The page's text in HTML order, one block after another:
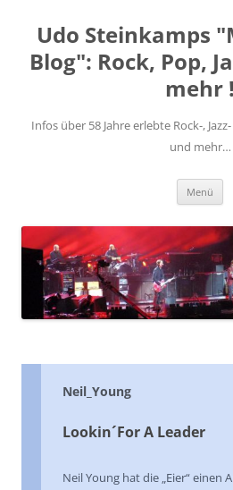
springen
Udo Steinkamps
Blog": Rock, Pop,
mehr !
Infos über 58 Jahre erlebte Rock-,
und mehr…
Menü
Neil_Young
Lookin´For A Leader
Neil Young hat die „Eier“ einen